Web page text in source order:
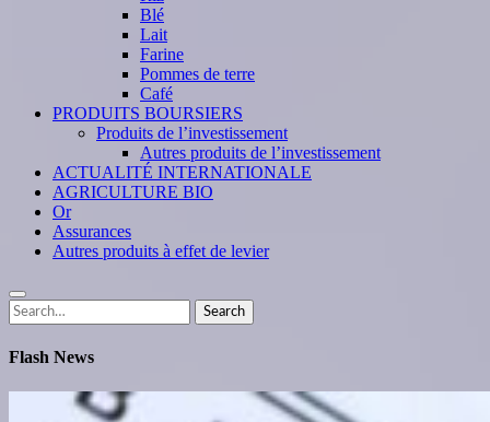
Blé
Lait
Farine
Pommes de terre
Café
PRODUITS BOURSIERS
Produits de l’investissement
Autres produits de l’investissement
ACTUALITÉ INTERNATIONALE
AGRICULTURE BIO
Or
Assurances
Autres produits à effet de levier
Search
for:
Search
Flash News